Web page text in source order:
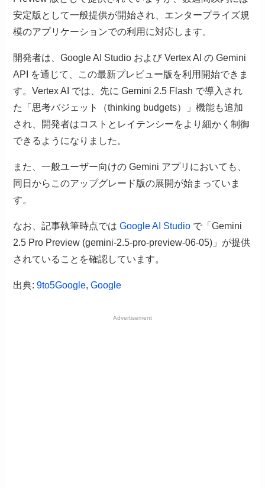
安定版として一般提供が開始され、エンタープライズ規
模のアプリケーションでの利用に対応します。
開発者は、Google AI Studio および Vertex AI の Gemini
API を通じて、この最新プレビュー版を利用開始できま
す。Vertex AI では、先に Gemini 2.5 Flash で導入され
た「思考バジェット（thinking budgets）」機能も追加
され、開発者はコストとレイテンシーをより細かく制御
できるようになりました。
また、一般ユーザー向けの Gemini アプリにおいても、
同日からこのアップグレード版の展開が始まっていま
す。
なお、記事執筆時点ではGoogle AI Studio で「Gemini
2.5 Pro Preview (gemini-2.5-pro-preview-06-05)」が提供
されていることを確認しています。
出典:9to5Google,Google
Advertisement